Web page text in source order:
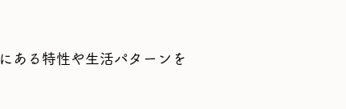
ある特性や生活パターンを